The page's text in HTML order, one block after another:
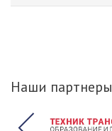
Наши партнеры